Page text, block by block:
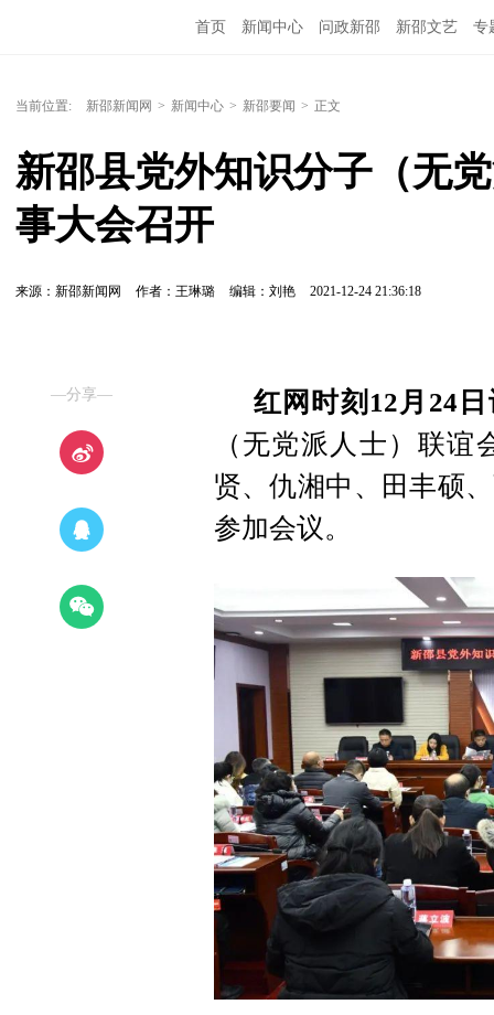
首页 新闻中心 问政新邵 新邵文艺 专
当前位置: 新邵新闻网 > 新闻中心 > 新邵要闻 > 正文
新邵县党外知识分子（无
事大会召开
来源：新邵新闻网 作者：王琳璐 编辑：刘艳 2021-12-24 21:36:18
—分享—
红网时刻12月24
（无党派人士）联
贤、仇湘中、田丰硕
参加会议。